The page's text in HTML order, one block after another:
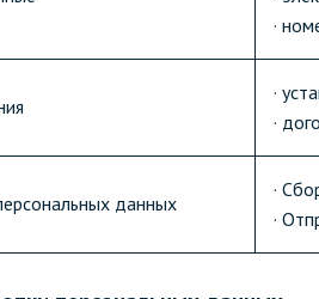
·
·
·
данных
·
·